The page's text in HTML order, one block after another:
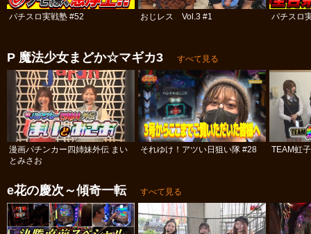
パチスロ実戦塾 #52 おじレス Vol.3 #1 パチスロ
P 魔法少女まどか☆マギカ3 すべて見る
漫画パチンカー四姉妹外伝 まい
とみさお
それゆけ！アツい日狙い隊 #28 TEAM虹
e花の慶次～傾奇一転 すべて見る